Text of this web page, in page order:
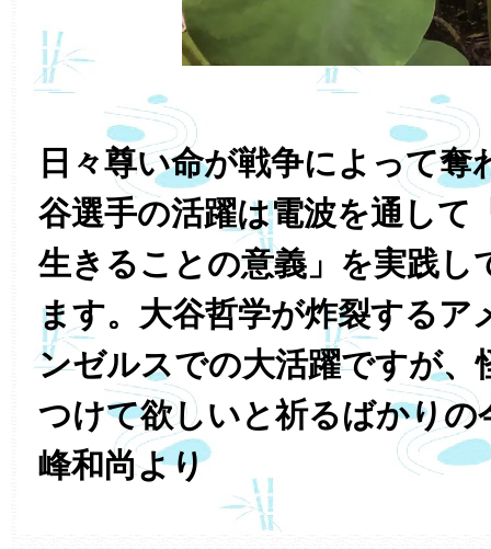
日々尊い命が戦争によって奪
谷選手の活躍は電波を通して
生きることの意義」を実践し
ます。大谷哲学が炸裂するア
ンゼルスでの大活躍ですが、
つけて欲しいと祈るばかりの
峰和尚より